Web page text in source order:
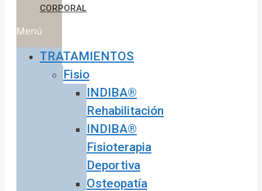
CORPORAL
Menú
TRATAMIENTOS
Fisio
INDIBA®
Rehabilitación
INDIBA®
Fisioterapia
Deportiva
Osteopatía